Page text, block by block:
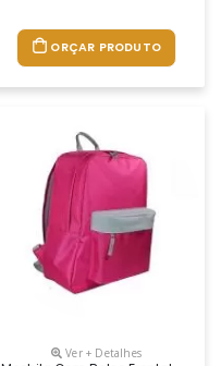
ORÇAR PRODUTO
Ver + Detalhes